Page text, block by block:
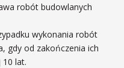
robót budowlanych
wykonania robót
gdy od zakończenia ich
10 lat.